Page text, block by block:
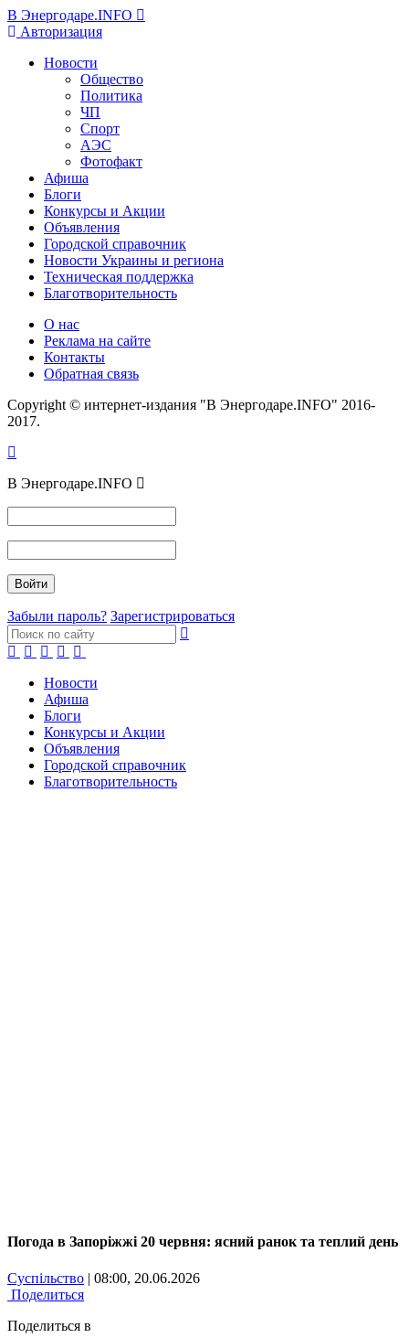
В Энергодаре.INFO
Авторизация
Новости
Общество
Политика
ЧП
Спорт
АЭС
Фотофакт
Афиша
Блоги
Конкурсы и Акции
Объявления
Городской справочник
Новости Украины и региона
Техническая поддержка
Благотворительность
О нас
Реклама на сайте
Контакты
Обратная связь
Copyright © интернет-издания "В Энергодаре.INFO" 2016-
2017.
В Энергодаре.INFO
Забыли пароль? Зарегистрироваться
Новости
Афиша
Блоги
Конкурсы и Акции
Объявления
Городской справочник
Благотворительность
Погода в Запоріжжі 20 червня: ясний ранок та теплий день
Суспільство | 08:00, 20.06.2026
Поделиться
Поделиться в